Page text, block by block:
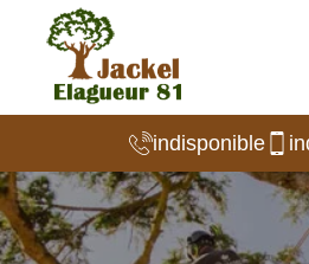
indisponible